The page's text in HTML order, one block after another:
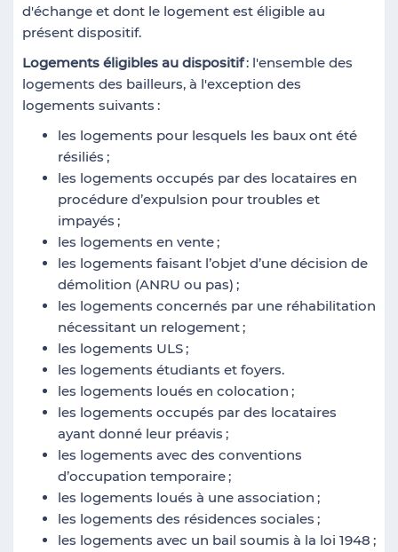
d'échange et dont le logement est éligible au
présent dispositif.
Logements éligibles au dispositif: l'ensemble des
logements des bailleurs, à l'exception des
logements suivants :
les logements pour lesquels les baux ont été
résiliés ;
les logements occupés par des locataires en
procédure d’expulsion pour troubles et
impayés ;
les logements en vente;
les logements faisant l’objet d’une décision de
démolition (ANRU ou pas) ;
les logements concernés par une réhabilitation
nécessitant un relogement;
les logements ULS;
les logements étudiants et foyers.
les logements loués en colocation ;
les logements occupés par des locataires
ayant donné leur préavis ;
les logements avec des conventions
d’occupation temporaire;
les logements loués à une association ;
les logements des résidences sociales ;
les logements avec un bail soumis à la loi 1948 ;